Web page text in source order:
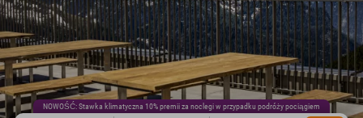
NOWOŚĆ: Stawka klimatyczna 10% premii za noclegi w przypadku podróży pociągiem